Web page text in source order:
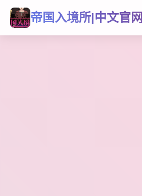
帝国入境所|中文官网